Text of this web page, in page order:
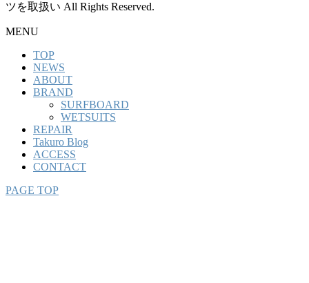
ツを取扱い All Rights Reserved.
MENU
TOP
NEWS
ABOUT
BRAND
SURFBOARD
WETSUITS
REPAIR
Takuro Blog
ACCESS
CONTACT
PAGE TOP